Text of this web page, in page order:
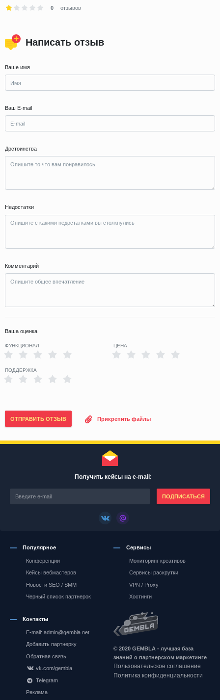
0
отзывов
Написать отзыв
Ваше имя
Ваш E-mail
Достоинства
Недостатки
Комментарий
Ваша оценка
ФУНКЦИОНАЛ ЦЕНА
ПОДДЕРЖКА
ОТПРАВИТЬ ОТЗЫВ Прикрепить файлы
Получить кейсы на e-mail:
ПОДПИСАТЬСЯ
Популярное
Конференции
Кейсы вебмастеров
Новости SEO / SMM
Черный список партнерок
Сервисы
Мониторинг креативов
Сервисы раскрутки
VPN / Proxy
Хостинги
Контакты
E-mail: admin@gembla.net
Добавить партнерку
Обратная связь
vk.com/gembla
Telegram
Реклама
Gembla.net
© 2020 GEMBLA - лучшая база
знаний о партнерском маркетинге
Пользовательское соглашение
Политика конфиденциальности